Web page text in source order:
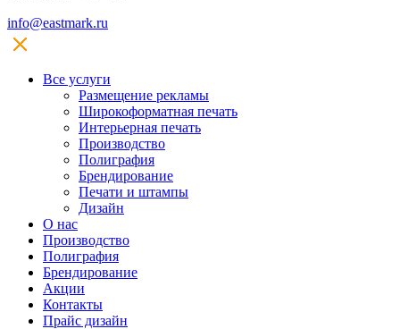
info@eastmark.ru
Все услуги
Размещение рекламы
Широкофoрматная печать
Интерьерная печать
Производство
Полиграфия
Брендирование
Печати и штампы
Дизайн
О нас
Производство
Полиграфия
Брендирование
Акции
Контакты
Прайс дизайн